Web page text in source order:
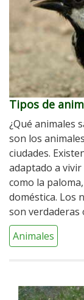
Tipos de
¿Qué animales
son los
ciudades.
adaptado a
como la
doméstica. Los
son verdaderas
Animales